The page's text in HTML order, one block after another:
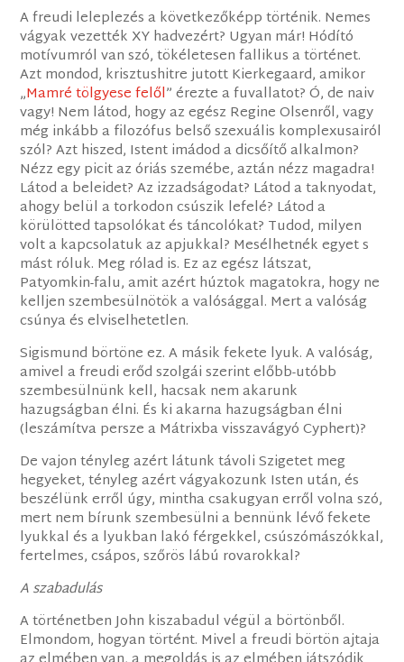
A freudi leleplezés a következőképp történik. Nemes
vágyak vezették XY hadvezért? Ugyan már! Hódító
motívumról van szó, tökéletesen fallikus a történet.
Azt mondod, krisztushitre jutott Kierkegaard, amikor
„Mamré tölgyese felől” érezte a fuvallatot? Ó, de naiv
vagy! Nem látod, hogy az egész Regine Olsenről, vagy
még inkább a filozófus belső szexuális komplexusairól
szól? Azt hiszed, Istent imádod a dicsőítő alkalmon?
Nézz egy picit az óriás szemébe, aztán nézz magadra!
Látod a beleidet? Az izzadságodat? Látod a taknyodat,
ahogy belül a torkodon csúszik lefelé? Látod a
körülötted tapsolókat és táncolókat? Tudod, milyen
volt a kapcsolatuk az apjukkal? Mesélhetnék egyet s
mást róluk. Meg rólad is. Ez az egész látszat,
Patyomkin-falu, amit azért húztok magatokra, hogy ne
kelljen szembesülnötök a valósággal. Mert a valóság
csúnya és elviselhetetlen.
Sigismund börtöne ez. A másik fekete lyuk. A valóság,
amivel a freudi erőd szolgái szerint előbb-utóbb
szembesülnünk kell, hacsak nem akarunk
hazugságban élni. És ki akarna hazugságban élni
(leszámítva persze a Mátrixba visszavágyó Cyphert)?
De vajon tényleg azért látunk távoli Szigetet meg
hegyeket, tényleg azért vágyakozunk Isten után, és
beszélünk erről úgy, mintha csakugyan erről volna szó,
mert nem bírunk szembesülni a bennünk lévő fekete
lyukkal és a lyukban lakó férgekkel, csúszómászókkal,
fertelmes, csápos, szőrös lábú rovarokkal?
A szabadulás
A történetben John kiszabadul végül a börtönből.
Elmondom, hogyan történt. Mivel a freudi börtön ajtaja